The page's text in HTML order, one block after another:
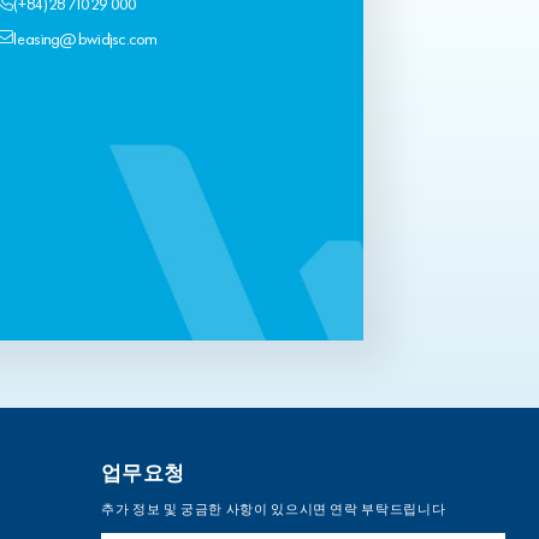
(+84) 28 710 29 000
leasing@bwidjsc.com
업무요청
추가 정보 및 궁금한 사항이 있으시면 연락 부탁드립니다